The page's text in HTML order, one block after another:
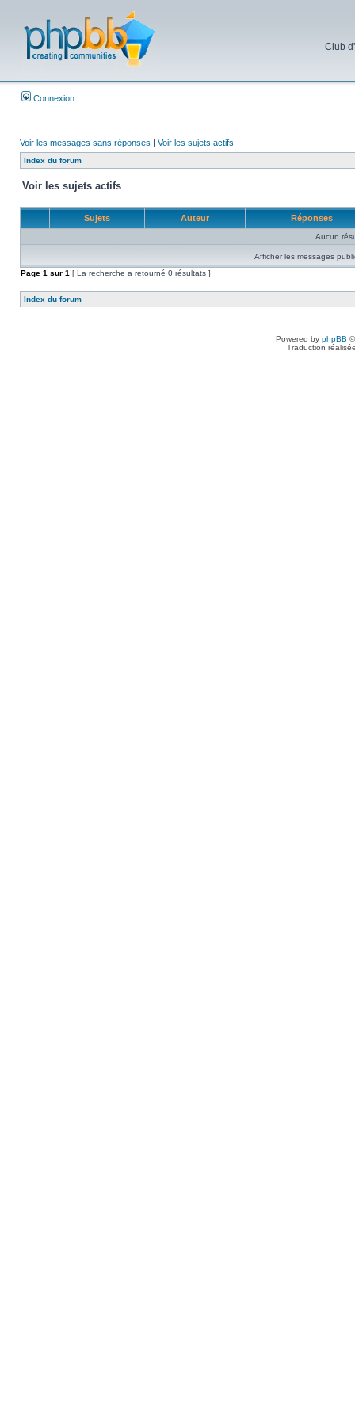
Club
Connexion
Voir les messages sans réponses | Voir les sujets actifs
Index du forum
Voir les sujets actifs
Sujets Auteur Réponses
Aucun
Afficher les messages
Page 1 sur 1 [ La recherche a retourné 0 résultats ]
Index du forum
Powered by phpBB
Traduction